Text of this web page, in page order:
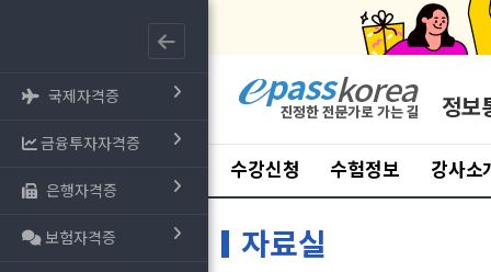
국제자격증
금융투자자격증
은행자격증
보험자격증
정보
수강신청 수험정보 강사소
자료실